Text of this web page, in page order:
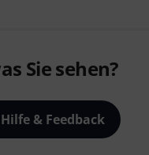
Sie sehen?
Hilfe & Feedback